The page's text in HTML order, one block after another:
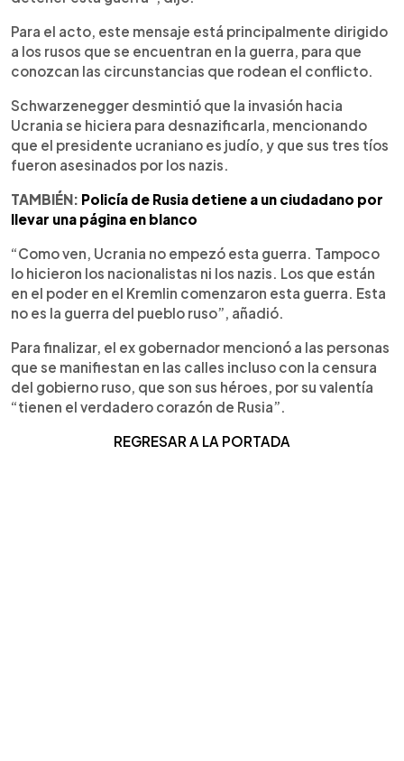
Para el acto, este mensaje está principalmente dirigido
a los rusos que se encuentran en la guerra, para que
conozcan las circunstancias que rodean el conflicto.
Schwarzenegger desmintió que la invasión hacia
Ucrania se hiciera para desnazificarla, mencionando
que el presidente ucraniano es judío, y que sus tres tíos
fueron asesinados por los nazis.
TAMBIÉN: Policía de Rusia detiene a un ciudadano por
llevar una página en blanco
“Como ven, Ucrania no empezó esta guerra. Tampoco
lo hicieron los nacionalistas ni los nazis. Los que están
en el poder en el Kremlin comenzaron esta guerra. Esta
no es la guerra del pueblo ruso”, añadió.
Para finalizar, el ex gobernador mencionó a las personas
que se manifiestan en las calles incluso con la censura
del gobierno ruso, que son sus héroes, por su valentía
“tienen el verdadero corazón de Rusia”.
REGRESAR A LA PORTADA